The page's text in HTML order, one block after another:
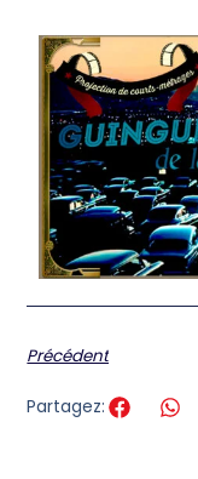
Précédent
Partagez: